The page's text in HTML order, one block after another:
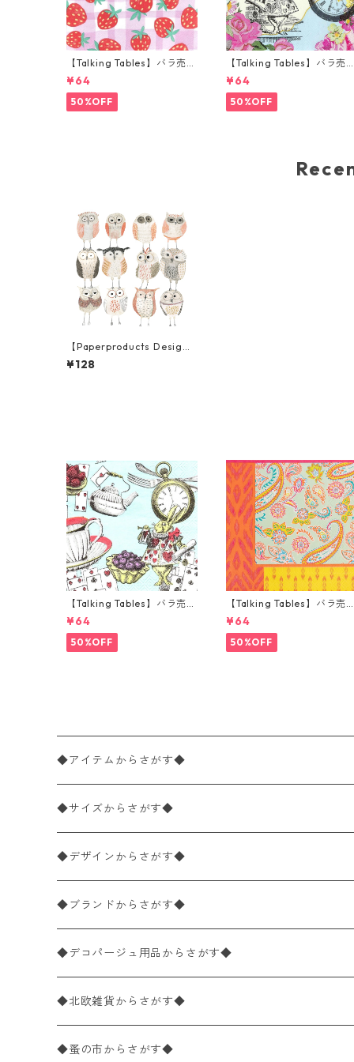
【Talking Tables】バラ売り
1枚 ランチサイズ ペーパーナ
プキン Strawberry Lilac Gi
ngham ライラック
¥64
50%OFF
【Talking Tables】バラ売
1枚 カクテルサイズ ペーパ
ナプキン TRULY ALICE ホ
イト
¥64
50%OFF
【Paperproducts Desig
n】バラ売り2枚 ランチサイ
ズ ペーパーナプキン Owls
¥128
【Talking Tables】バラ売り
1枚 カクテルサイズ ペーパー
ナプキン Alice in Wonderla
nd ブルー
¥64
50%OFF
【Talking Tables】バラ売
1枚 ランチサイズ ペーパー
プキン Paisley Print Boho
オレンジ
¥64
50%OFF
◆アイテムからさがす◆
ペーパーナプキン2枚バラ売り
ペーパーナプキン1枚バラ売り
ペーパーナプキン20枚入りパック
ペーパーナプキン10枚入りパック
ライスペーパー
ペーパーリネンナプキン
◆サイズからさがす◆
33×33cm（ランチサイズ）
バラ売り
パック売り
25×25cm（カクテルサイズ）
バラ売り
パック売り
40×40cm（ディナーサイズ）
バラ売り
パック売り
21×21cm（ポケットサイズ）
バラ売り
33cm（ラウンド）
◆デザインからさがす◆
花柄
植物・グリーン柄
動物・鳥・昆虫・蝶柄
海・魚柄
◆ブランドからさがす◆
ドイツ製 IHR/イア
ランチサイズ
カクテルサイズ
ドイツ製 Ambiente/アンビエンテ
ランチサイズ
ドイツ製 Paperproducts Design
◆デコパージュ用品からさがす◆
デコパージュ液
デコパージュ下地
◆北欧雑貨からさがす◆
シリコンモールド
◆蚤の市からさがす◆